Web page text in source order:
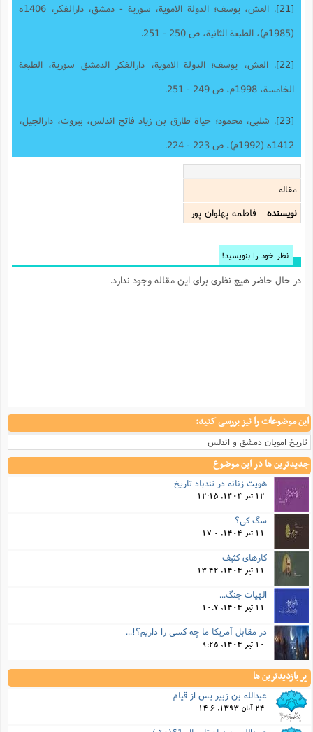
. العش، یوسف؛ الدولة الامویة، سوریة - دمشق، دارالفکر، 1406ه
. العش، یوسف؛ الدولة الامویة، دارالفکر الدمشق سوریة، الطبعة
الخامسة، 1998م، ص 249 - 251.
. شلبی، محمود؛ حیاة طارق بن زیاد فاتح اندلس، بیروت، دارالجیل،
1412ه (1992م)، ص 223 - 224.
مقاله
نویسنده
فاطمه پهلوان پور
نظر خود را بنویسید!
در حال حاضر هیچ نظری برای این مقاله وجود ندارد.
این موضوعات را نیز بررسی کنید:
تاریخ امویان دمشق و اندلس
جدیدترین ها در این موضوع
هویت زنانه در تندباد تاریخ
12 تیر 1404, 12:15
سگ کی؟
11 تیر 1404, 17:0
کارهای کثیف
11 تیر 1404, 13:42
الهیات جنگ...
11 تیر 1404, 10:7
در مقابل آمریکا ما چه کسی را داریم؟!...
10 تیر 1404, 9:25
پر بازدیدترین ها
عبدالله بن زبیر پس از قیام
24 آبان 1393, 14:6